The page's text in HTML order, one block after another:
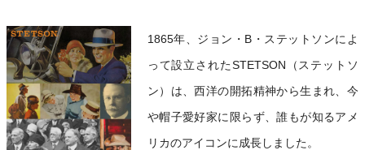
1865年、ジョン・B・ステットソンによ
って設立されたSTETSON（ステットソ
ン）は、西洋の開拓精神から生まれ、今
や帽子愛好家に限らず、誰もが知るアメ
リカのアイコンに成長しました。